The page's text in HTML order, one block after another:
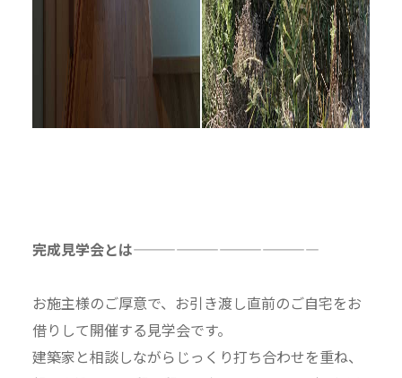
完成見学会とは—————————————
お施主様のご厚意で、お引き渡し直前のご自宅をお
借りして開催する見学会です。
建築家と相談しながらじっくり打ち合わせを重ね、